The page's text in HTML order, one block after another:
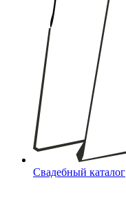
Свадебный каталог